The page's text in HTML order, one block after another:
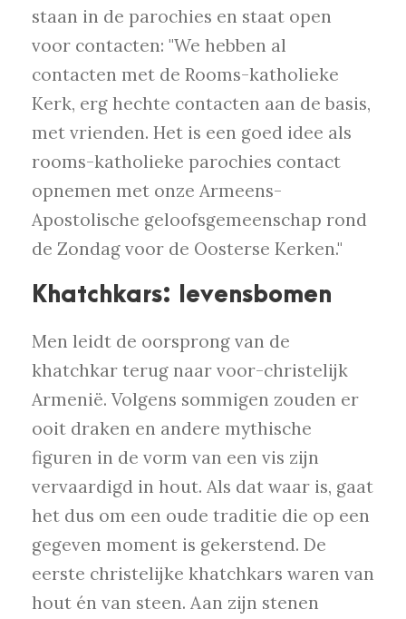
staan in de parochies en staat open
voor contacten: "We hebben al
contacten met de Rooms-katholieke
Kerk, erg hechte contacten aan de basis,
met vrienden. Het is een goed idee als
rooms-katholieke parochies contact
opnemen met onze Armeens-
Apostolische geloofsgemeenschap rond
de Zondag voor de Oosterse Kerken."
Khatchkars: levensbomen
Men leidt de oorsprong van de
khatchkar terug naar voor-christelijk
Armenië. Volgens sommigen zouden er
ooit draken en andere mythische
figuren in de vorm van een vis zijn
vervaardigd in hout. Als dat waar is, gaat
het dus om een oude traditie die op een
gegeven moment is gekerstend. De
eerste christelijke khatchkars waren van
hout én van steen. Aan zijn stenen